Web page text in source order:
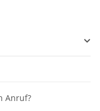
Anruf?